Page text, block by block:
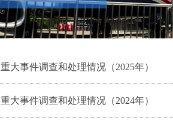
重大事件调查和处理情况（2025年）
重大事件调查和处理情况（2024年）